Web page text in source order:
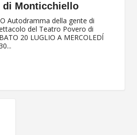
di Monticchiello
Autodramma della gente di
del Teatro Povero di
20 LUGLIO A MERCOLEDĺ